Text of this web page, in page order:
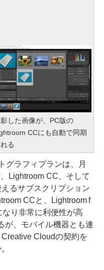
した画像が、PC版の
CCにも自動で同期
る
ラフィプランは、月
Lightroom CC、そして
るサブスクリプション
CCと、Lightroom f
り非常に利便性が高
が、モバイル機器とも連
Cloudの契約を